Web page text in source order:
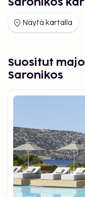
Saronikos
Näytä kartalla
Suositut
Saronikos